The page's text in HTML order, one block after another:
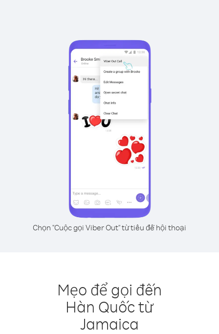
Chọn "Cuộc gọi Viber Out" từ tiêu đề hội thoại
Mẹo để gọi đến
Hàn Quốc từ
Jamaica